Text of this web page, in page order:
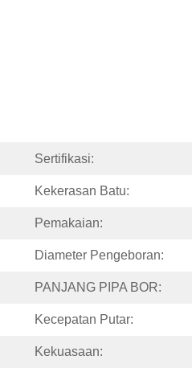
Sertifikasi:
Kekerasan Batu:
Pemakaian:
Diameter Pengeboran:
PANJANG PIPA BOR:
Kecepatan Putar:
Kekuasaan: